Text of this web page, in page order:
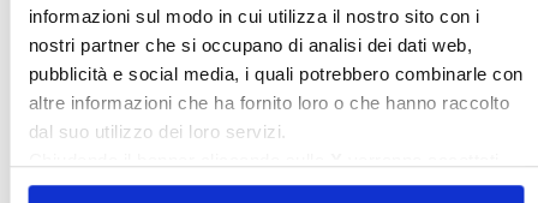
informazioni sul modo in cui utilizza il nostro sito con i
nostri partner che si occupano di analisi dei dati web,
pubblicità e social media, i quali potrebbero combinarle con
altre informazioni che ha fornito loro o che hanno raccolto
dal suo utilizzo dei loro servizi.
solo i cookie necessari.
»Locazione ad uso abitativo
» Locazione ad uso diverso dall'abitativo
Confedilizia notizie
»Raccolta Confedilizia notizie
Novità
»Ultimi aggiornamenti